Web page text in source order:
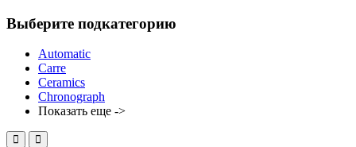
Выберите подкатегорию
Automatic
Carre
Ceramics
Chronograph
Показать еще ->